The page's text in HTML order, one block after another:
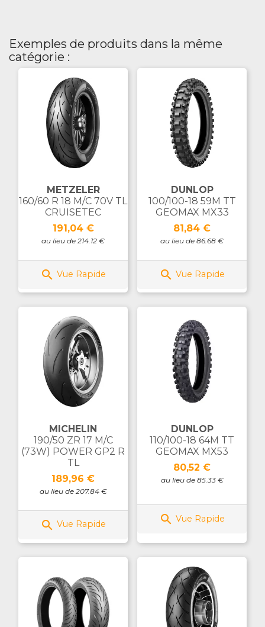
Exemples de produits dans la même
catégorie :
METZELER
160/60 R 18 M/C 70V TL
CRUISETEC
Prix
191,04 €
au lieu de 214.12 €
 Vue Rapide
DUNLOP
100/100-18 59M TT
GEOMAX MX33
Prix
81,84 €
au lieu de 86.68 €
 Vue Rapide
MICHELIN
190/50 ZR 17 M/C
(73W) POWER GP2 R
TL
Prix
189,96 €
au lieu de 207.84 €
 Vue Rapide
DUNLOP
110/100-18 64M TT
GEOMAX MX53
Prix
80,52 €
au lieu de 85.33 €
 Vue Rapide